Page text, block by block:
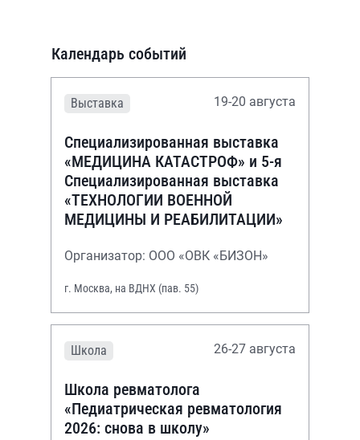
Календарь событий
Выставка 19-20 августа
Специализированная выставка
«МЕДИЦИНА КАТАСТРОФ» и 5-я
Специализированная выставка
«ТЕХНОЛОГИИ ВОЕННОЙ
МЕДИЦИНЫ И РЕАБИЛИТАЦИИ»
Организатор: ООО «ОВК «БИЗОН»
г. Москва, на ВДНХ (пав. 55)
Школа 26-27 августа
Школа ревматолога
«Педиатрическая ревматология
2026: снова в школу»